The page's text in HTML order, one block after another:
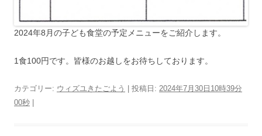
2024年8月の子ども食堂の予定メニューをご紹介します。
1食100円です。皆様のお越しをお待ちしております。
カテゴリー: ウィズユきたごよう | 投稿日: 2024年7月30日10時39分
00秒